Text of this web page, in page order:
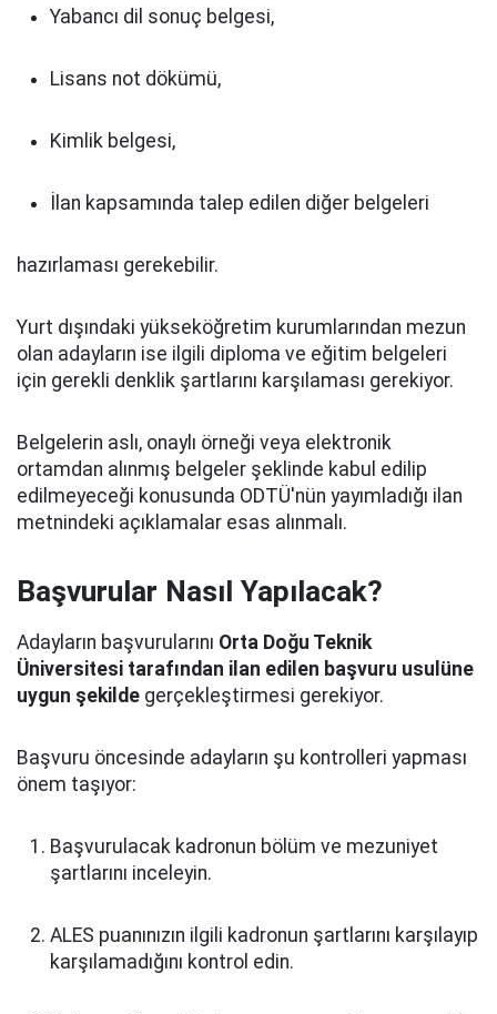
Yabancı dil sonuç belgesi,
Lisans not dökümü,
Kimlik belgesi,
İlan kapsamında talep edilen diğer belgeleri
hazırlaması gerekebilir.
Yurt dışındaki yükseköğretim kurumlarından mezun
olan adayların ise ilgili diploma ve eğitim belgeleri
için gerekli denklik şartlarını karşılaması gerekiyor.
Belgelerin aslı, onaylı örneği veya elektronik
ortamdan alınmış belgeler şeklinde kabul edilip
edilmeyeceği konusunda ODTÜ'nün yayımladığı ilan
metnindeki açıklamalar esas alınmalı.
Başvurular Nasıl Yapılacak?
Adayların başvurularını Orta Doğu Teknik
Üniversitesi tarafından ilan edilen başvuru usulüne
uygun şekilde gerçekleştirmesi gerekiyor.
Başvuru öncesinde adayların şu kontrolleri yapması
önem taşıyor:
Başvurulacak kadronun bölüm ve mezuniyet
şartlarını inceleyin.
ALES puanınızın ilgili kadronun şartlarını karşılayıp
karşılamadığını kontrol edin.